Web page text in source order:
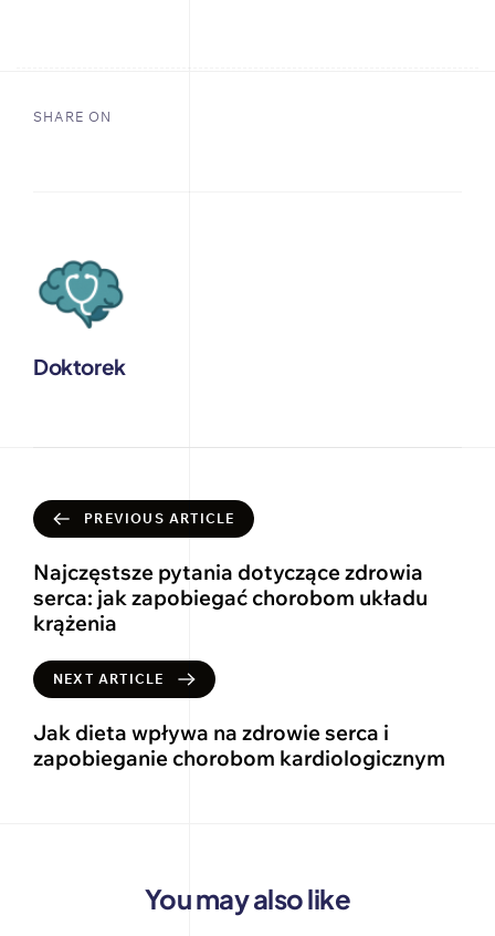
SHARE ON
Doktorek
PREVIOUS ARTICLE
Najczęstsze pytania dotyczące zdrowia
serca: jak zapobiegać chorobom układu
krążenia
NEXT ARTICLE
Jak dieta wpływa na zdrowie serca i
zapobieganie chorobom kardiologicznym
You may also like